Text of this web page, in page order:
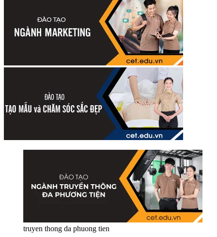
truyen thong da phuong tien